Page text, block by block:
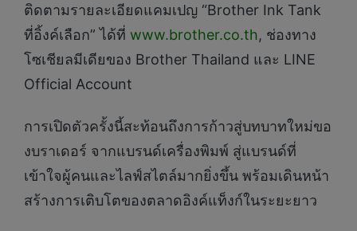
ติดตามรายละเอียดแคมเปญ “Brother Ink Tank
ที่อิ้งค์เลือก” ได้ที่ www.brother.co.th, ช่องทาง
โซเชียลมีเดียของ Brother Thailand และ LINE
Official Account
การเปิดตัวครั้งนี้สะท้อนถึงการก้าวสู่บทบาทใหม่ขอ
งบราเดอร์ จากแบรนด์เครื่องพิมพ์ สู่แบรนด์ที่
เข้าใจผู้คนและไลฟ์สไตล์มากยิ่งขึ้น พร้อมเดินหน้า
สร้างการเติบโตของตลาดอิงค์แท็งก์ในระยะยาว